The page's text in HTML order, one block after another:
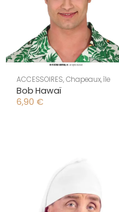
ACCESSOIRES,Chapeaux,île
Bob Hawaï
6,90 €